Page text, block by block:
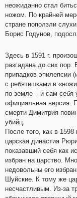
неожиданно стал
ножом. По крайней
стране поползли
Борис Годунов,
Здесь в 1591 г.
разгадана до сих пор.
припадков эпилепсии
с ребятишками в
по земле – и сам себя
официальная версия.
смерти Димитрия
убийц.
После того, как в
царская династия
показавший себя как
избран на царство.
недовольны его
Шуйские. К тому же
несчастливым. Из-за